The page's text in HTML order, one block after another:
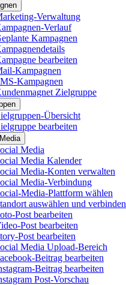
Verwaltung
Verlauf
Kampagnen
bearbeiten
Kampagnen
Kampagnen
Zielgruppe
Übersicht
bearbeiten
Media
Media Kalender
Media-Konten verwalten
Media-Verbindung
Media-Plattform wählen
auswählen und verbinden
Post bearbeiten
Post bearbeiten
Post bearbeiten
Media Upload-Bereich
Beitrag bearbeiten
Beitrag bearbeiten
Post-Vorschau